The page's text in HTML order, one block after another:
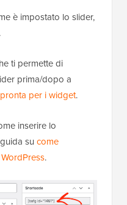
è impostato lo slider,
ti permette di
prima/dopo a
per i widget.
inserire lo
su come
.